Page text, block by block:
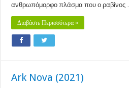
ανθρωπόμορφο πλάσμα που ο ραβίνος
Διαβάστε Περισσότερα »
Ark Nova (2021)